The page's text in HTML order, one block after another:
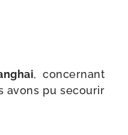
, concer­nant
avons pu secou­rir